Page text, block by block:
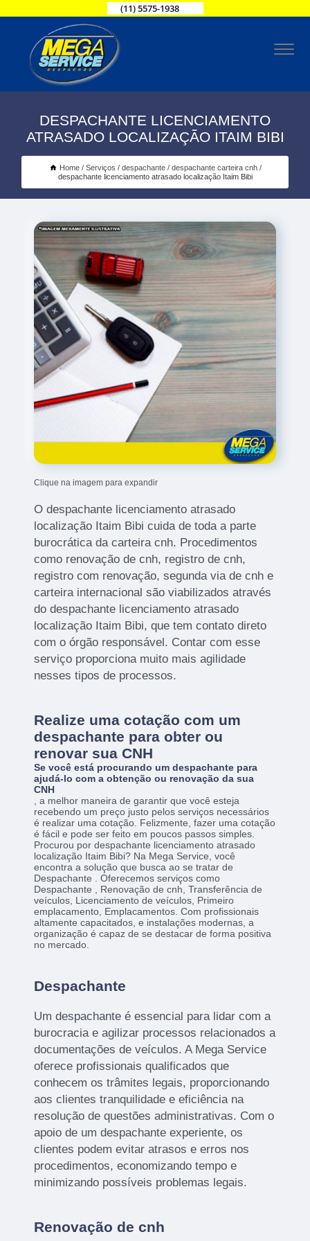
(11) 5575-1938
DESPACHANTE LICENCIAMENTO
ATRASADO LOCALIZAÇÃO ITAIM BIBI
Home Serviços despachante
despachante carteira cnh
despachante licenciamento atrasado localização Itaim Bibi
Clique na imagem para expandir
O despachante licenciamento atrasado
localização Itaim Bibi cuida de toda a parte
burocrática da carteira cnh. Procedimentos
como renovação de cnh, registro de cnh,
registro com renovação, segunda via de cnh e
carteira internacional são viabilizados através
do despachante licenciamento atrasado
localização Itaim Bibi, que tem contato direto
com o órgão responsável. Contar com esse
serviço proporciona muito mais agilidade
nesses tipos de processos.
Realize uma cotação com um
despachante para obter ou
renovar sua CNH
Se você está procurando um despachante para
ajudá-lo com a obtenção ou renovação da sua
CNH
, a melhor maneira de garantir que você esteja
recebendo um preço justo pelos serviços necessários
é realizar uma cotação. Felizmente, fazer uma cotação
é fácil e pode ser feito em poucos passos simples.
Procurou por despachante licenciamento atrasado
localização Itaim Bibi? Na Mega Service, você
encontra a solução que busca ao se tratar de
Despachante . Oferecemos serviços como
Despachante , Renovação de cnh, Transferência de
veículos, Licenciamento de veículos, Primeiro
emplacamento, Emplacamentos. Com profissionais
altamente capacitados, e instalações modernas, a
organização é capaz de se destacar de forma positiva
no mercado.
Despachante
Um despachante é essencial para lidar com a
burocracia e agilizar processos relacionados a
documentações de veículos. A Mega Service
oferece profissionais qualificados que
conhecem os trâmites legais, proporcionando
aos clientes tranquilidade e eficiência na
resolução de questões administrativas. Com o
apoio de um despachante experiente, os
clientes podem evitar atrasos e erros nos
procedimentos, economizando tempo e
minimizando possíveis problemas legais.
Renovação de cnh